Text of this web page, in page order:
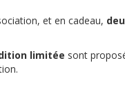
et en cadeau,
limitée sont